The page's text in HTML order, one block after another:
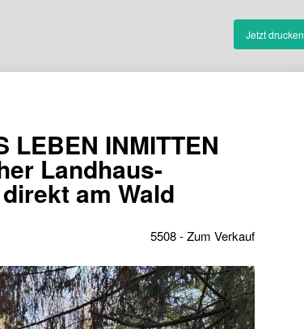
Jetzt drucken
LEBEN INMITTEN
Landhaus-
am Wald
5508 - Zum Verkauf